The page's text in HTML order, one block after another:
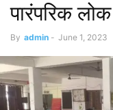
पारंपरिक
By admin - June 1, 2023